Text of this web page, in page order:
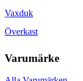
Vaxduk
Överkast
Varumärke